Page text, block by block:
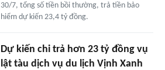
30/7, tổng số tiền bồi thường, trả tiền bảo
hiểm dự kiến 23,4 tỷ đồng.
Dự kiến chi trả hơn 23 tỷ đồng vụ
lật tàu dịch vụ du lịch Vịnh Xanh